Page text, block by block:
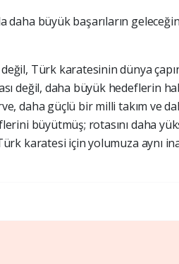
daha büyük başarıların
Türk karatesinin dünya
değil, daha büyük hedeflerin
daha güçlü bir milli takım ve
büyütmüş; rotasını daha
karatesi için yolumuza aynı